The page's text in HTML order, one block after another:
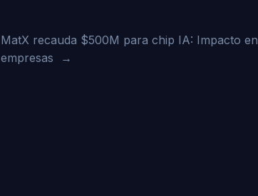
MatX recauda $500M para chip IA: Impacto en
empresas
→